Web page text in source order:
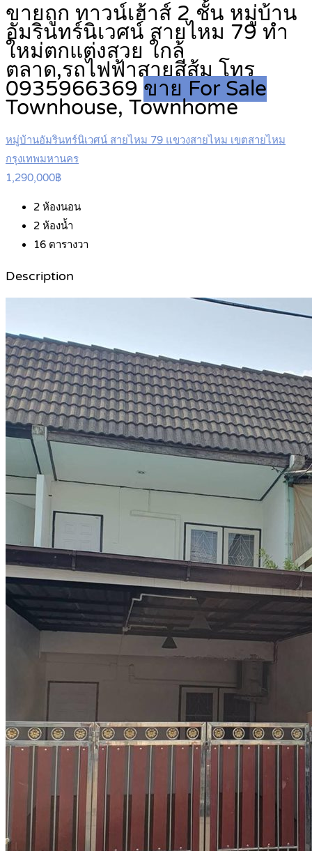
ขายถูก ทาวน์เฮ้าส์ 2 ชั้น หมู่บ้าน
อัมรินทร์นิเวศน์ สายไหม 79 ทำ
ใหม่ตกแต่งสวย ใกล้
ตลาด,รถไฟฟ้าสายสีส้ม โทร
0935966369 ขาย For Sale
Townhouse, Townhome
หมู่บ้านอัมรินทร์นิเวศน์ สายไหม 79 แขวงสายไหม เขตสายไหม
กรุงเทพมหานคร
1,290,000฿
2 ห้องนอน
2 ห้องน้ำ
16 ตารางวา
Description